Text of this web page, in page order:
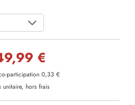
€
participation 0,33 €
unitaire, hors frais